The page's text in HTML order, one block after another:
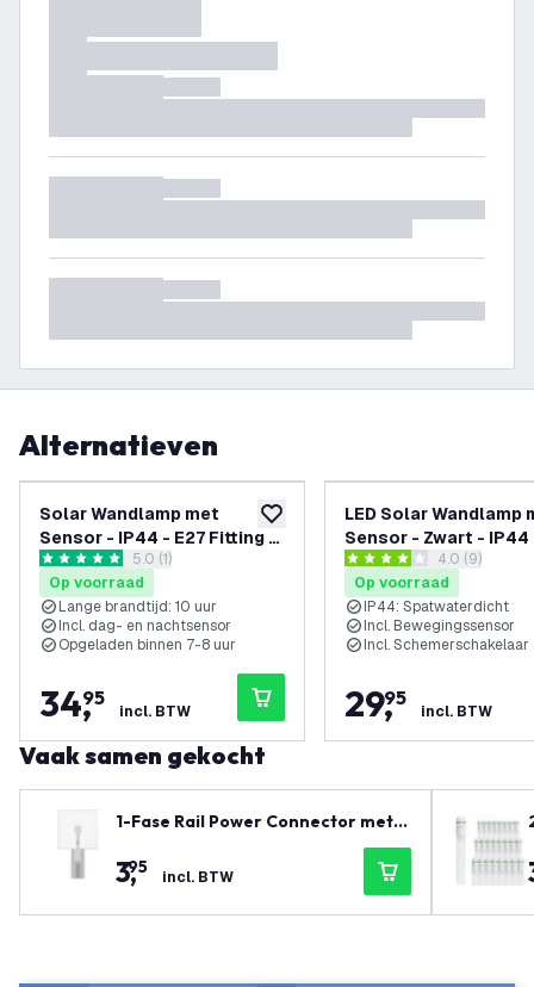
Alternatieven
toevoegen aan verlanglijst
Solar Wandlamp met
Sensor - IP44 - E27 Fitting -
Antracietreviews drawer openen
5 score sterren5.0 (1)
Op voorraad
Lange brandtijd: 10 uur
Incl. dag- en nachtsensor
Opgeladen binnen 7-8 uur
34,
95
incl. BTW
LED Solar Wandlamp
Sensor - Zwart - IP44
reviews
4 score sterren4.0 (9)
Op voorraad
IP44: Spatwaterdicht
Incl. Bewegingssensor
Incl. Schemerschakelaar
29,
95
incl. BTW
Vaak samen gekocht
1-Fase Rail Power Connector met A
3,
95 incl. BTW